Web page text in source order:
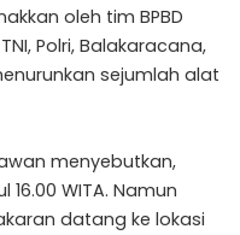
oleh tim BPBD
Polri, Balakaracana,
sejumlah alat
menyebutkan,
WITA. Namun
datang ke lokasi